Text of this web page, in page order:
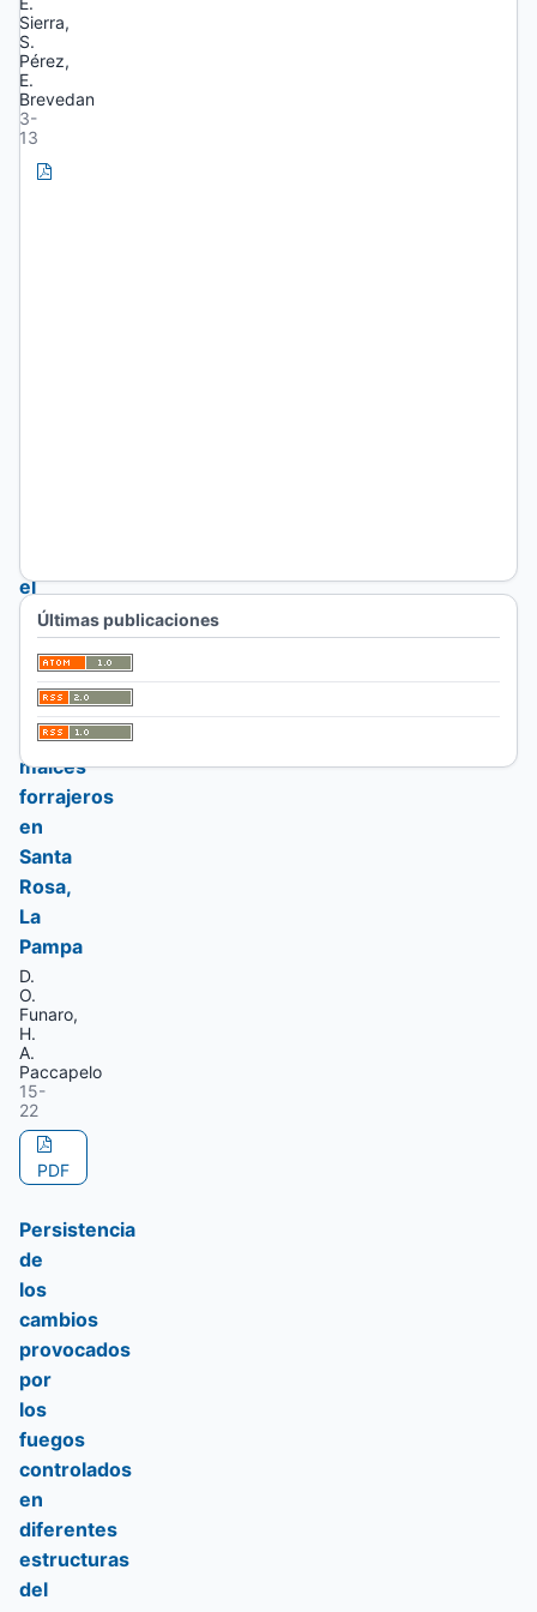
Sierra,
S.
Pérez,
E.
Brevedan
3-
13
el
rendimiento
materia
seca
de
maíces
forrajeros
en
Santa
Rosa,
La
Pampa
D.
O.
Funaro,
H.
A.
Paccapelo
15-
22
PDF
Persistencia
de
los
cambios
provocados
por
los
fuegos
controlados
en
diferentes
estructuras
del
Últimas publicaciones